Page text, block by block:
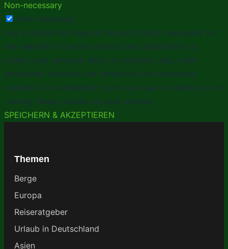
Non-necessary
Non-necessary
Any cookies that may not be particularly necessary for
the website to function and is used specifically to
collect user personal data via analytics, ads, other
embedded contents are termed as non-necessary
cookies. It is mandatory to procure user consent prior to
running these cookies on your website.
SPEICHERN & AKZEPTIEREN
Themen
Berge
Europa
Reiseratgeber
Urlaub in Deutschland
Asien